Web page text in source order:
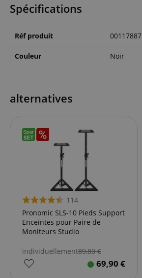
Spécifications
Réf produit 00117887
Couleur Noir
alternatives
114
Pronomic SLS-10 Pieds Support
Enceintes pour Paire de
Moniteurs Studio
individuellement89,80€
69,90 €